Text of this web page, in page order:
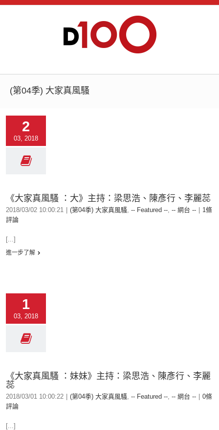
(第04季) 大家真風騷
2
03, 2018
《大家真風騷 ：大》主持：梁思浩、陳彥行、李麗蕊
2018/03/02 10:00:21 (第04季) 大家真風騷, -- Featured --, -- 網台 --
1條
評論
[...]
進一步了解
1
03, 2018
《大家真風騷 ：妹妹》主持：梁思浩、陳彥行、李麗
蕊
2018/03/01 10:00:22 (第04季) 大家真風騷, -- Featured --, -- 網台 --
0條
評論
[...]